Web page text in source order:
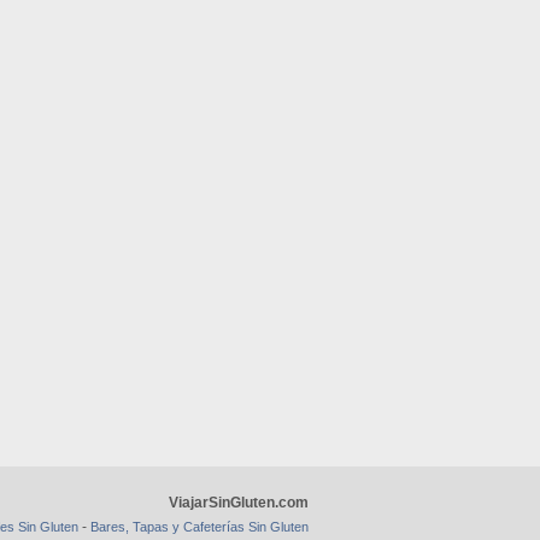
ViajarSinGluten.com
Sin Gluten - Bares, Tapas y Cafeterías Sin Gluten